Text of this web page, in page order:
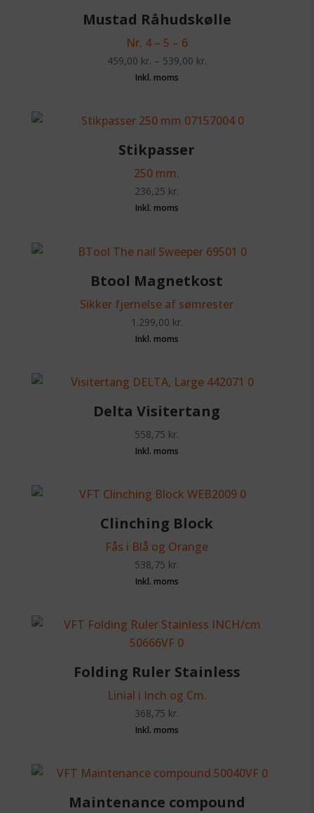
Mustad Råhudskølle
Nr. 4 – 5 – 6
459,00 kr. – 539,00 kr.
Stikpasser
250 mm.
236,25 kr.
Btool Magnetkost
Sikker fjernelse af sømrester
1.299,00 kr.
Delta Visitertang
558,75 kr.
Clinching Block
Fås i Blå og Orange
538,75 kr.
Folding Ruler Stainless
Linial i Inch og Cm.
368,75 kr.
Maintenance compound